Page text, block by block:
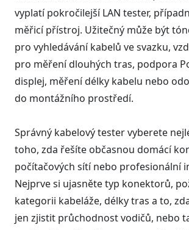
vyplatí pokročilejší LAN tester,
měřicí přístroj. Užitečný může být
pro vyhledávání kabelů ve svazku,
pro měření dlouhých tras, podpora
displej, měření délky kabelu nebo
do montážního prostředí.
Správný kabelový tester vyberete
toho, zda řešíte občasnou domácí
počítačových sítí nebo profesionální
Nejprve si ujasněte typ konektorů,
kategorii kabeláže, délky tras a to,
jen zjistit průchodnost vodičů, nebo